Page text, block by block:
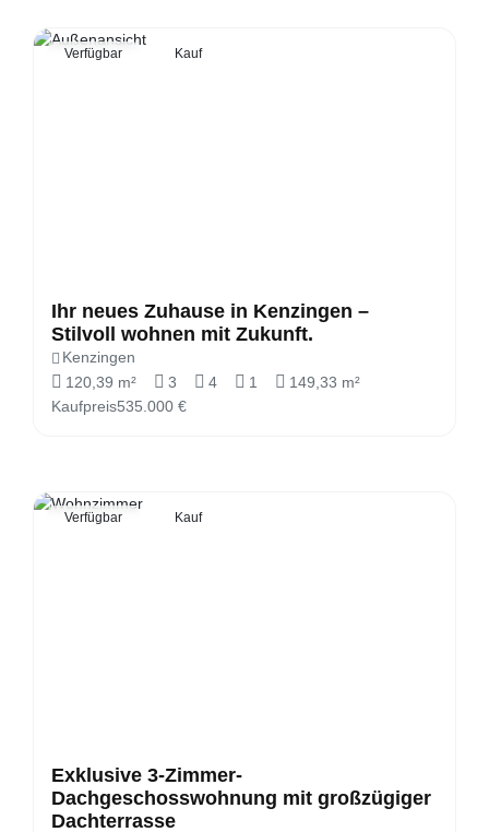
Verfügbar Kauf
Ihr neues Zuhause in Kenzingen –
Stilvoll wohnen mit Zukunft.
Kenzingen
120,39 m²
3 4 1
149,33 m²
Kaufpreis535.000 €
Verfügbar Kauf
Exklusive 3-Zimmer-
Dachgeschosswohnung mit großzügiger
Dachterrasse